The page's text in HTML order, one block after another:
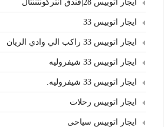
ايجار اتوبيس 28|فندق انتركونتننتال
ايجار اتوبيس 33
ايجار اتوبيس 33 راكب الي وادي الريان
ايجار اتوبيس 33 شيفروليه
ايجار اتوبيس 33 شيفروليه.
ايجار اتوبيس رحلات
ايجار اتوبيس سياحى